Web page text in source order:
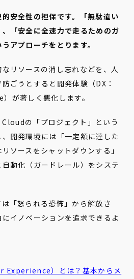
安全性の担保です。「無駄遣い
「安全に全速力で走るためのガ
アプローチをとります。
リソースの消し忘れなどを、人
ごうとすると開発体験（DX：
が著しく悪化します。
の「プロジェクト」という
開発環境には「一定額に達した
ソースをシャットダウンする」
動化（ガードレール）をシステ
「怒られる恐怖」から解放さ
イノベーションを追求できるよ
Experience）とは？基本からメ